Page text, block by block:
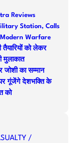
Reviews
Station, Calls
Warfare
तैयारियों को लेकर
मुलाकात
जोशी का सम्मान
पर गूंजेंगे देशभक्ति के
को
/